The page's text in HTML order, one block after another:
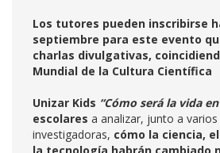
Los tutores pueden inscribirse
septiembre para este evento
charlas divulgativas,
Mundial de la Cultura Científica
Unizar Kids “Cómo será la vida en
escolares a analizar, junto a
investigadoras, cómo la ciencia,